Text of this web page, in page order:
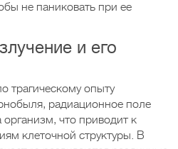
не паниковать при ее
и его
трагическому опыту
радиационное поле
организм, что приводит к
клеточной структуры. В